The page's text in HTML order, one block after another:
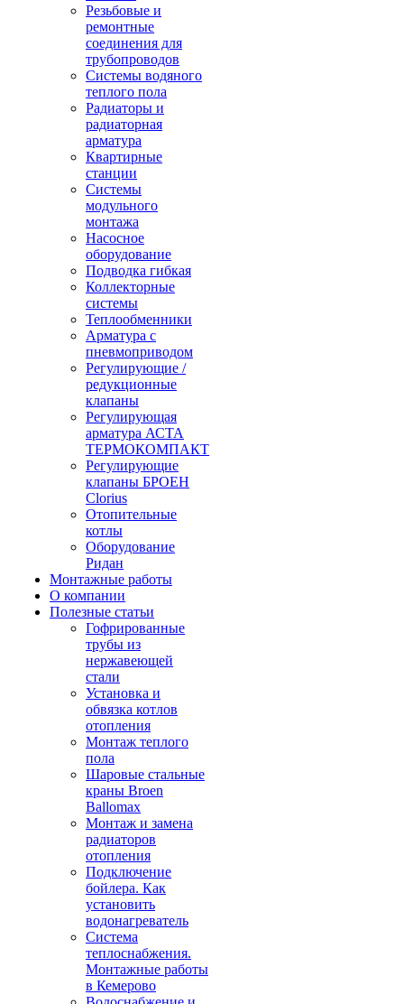
Резьбовые и
ремонтные
соединения для
трубопроводов
Системы водяного
теплого пола
Радиаторы и
радиаторная
арматура
Квартирные
станции
Системы
модульного
монтажа
Насосное
оборудование
Подводка гибкая
Коллекторные
системы
Теплообменники
Арматура с
пневмоприводом
Регулирующие /
редукционные
клапаны
Регулирующая
арматура АСТА
ТЕРМОКОМПАКТ
Регулирующие
клапаны БРОЕН
Clorius
Отопительные
котлы
Оборудование
Ридан
Монтажные работы
О компании
Полезные статьи
Гофрированные
трубы из
нержавеющей
стали
Установка и
обвязка котлов
отопления
Монтаж теплого
пола
Шаровые стальные
краны Broen
Ballomax
Монтаж и замена
радиаторов
отопления
Подключение
бойлера. Как
установить
водонагреватель
Система
теплоснабжения.
Монтажные работы
в Кемерово